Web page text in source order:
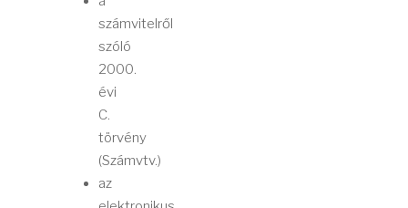
számvitelről
szóló
2000.
évi
C.
törvény
(Számvtv.)
az